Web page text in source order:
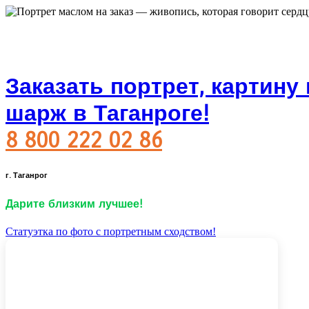
Заказать портрет, картину
шарж в Таганроге!
8 800 222 02 86
г. Таганрог
Дарите близким лучшее!
Статуэтка по фото с портретным сходством!